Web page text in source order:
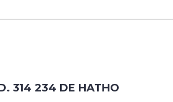
314 234 DE HATHO